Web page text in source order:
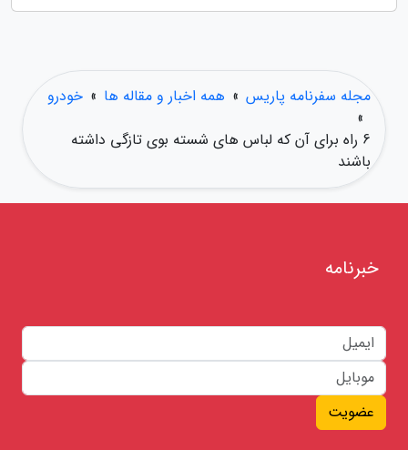
مجله سفرنامه پاریس » همه اخبار و مقاله ها » خودرو
»
6 راه برای آن که لباس های شسته بوی تازگی داشته
باشند
خبرنامه
عضویت